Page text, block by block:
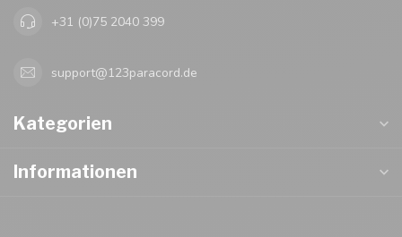
+31 (0)75 2040 399
support@123paracord.de
Kategorien
Informationen